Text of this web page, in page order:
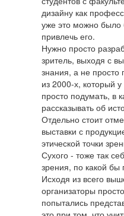
дизайну как
уже это можно было
привлечь его.
Нужно просто
зритель, выходя с
знания, а не просто
из 2000-х, который
просто подумать, в
рассказывать об
Отдельно стоит
выставки с
этической точки
Сухого - тоже так
зрения, по какой бы
Исходя из всего
организаторы
попытались